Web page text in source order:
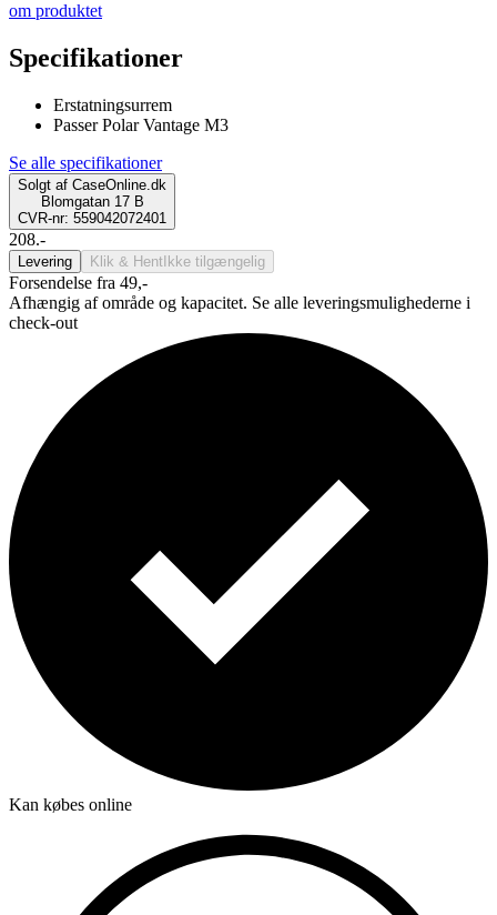
om produktet
Specifikationer
Erstatningsurrem
Passer Polar Vantage M3
Se alle specifikationer
Solgt af CaseOnline.dk
Blomgatan 17 B
CVR-nr: 559042072401
208.-
Levering Klik & Hent Ikke tilgængelig
Forsendelse fra 49,-
Afhængig af område og kapacitet. Se alle leveringsmulighederne i
check-out
Kan købes online